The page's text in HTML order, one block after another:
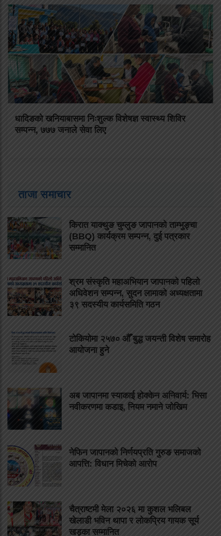
धादिङको खनियाबासमा निःशुल्क विशेषज्ञ स्वास्थ्य शिविर
सम्पन्न, ७७७ जनाले सेवा लिए
ताजा समाचार
किरात याक्थुङ चुम्लुङ जापानको ताम्भुङ्चा
(BBQ) कार्यक्रम सम्पन्न, दुई पत्रकार
सम्मानित
श्रम संस्कृति महाअभियान जापानको पहिलो
अधिवेशन सम्पन्न, सुदन लामाको अध्यक्षतामा
३९ सदस्यीय कार्यसमिति गठन
टोकियोमा २५७० औँ बुद्ध जयन्ती विशेष समारोह
आयोजना हुने
अब जापानमा स्याकाई होक्केन अनिवार्य: भिसा
नवीकरणमा कडाइ, नियम नमाने जोखिम
नेफिन जापानको निर्णयप्रति गुरुङ समाजको
आपत्ति: विधान मिचेको आरोप
चैत्राष्टमी मेला २०२६ मा कुशल भलिबल
खेलाडी भविन थापा र लोकप्रिय गायक सूर्य
खड्का सम्मानित